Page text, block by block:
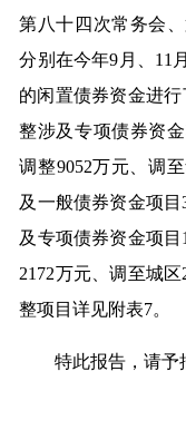
第八十四次常务会
分别在今年9月、11
的闲置债券资金进
整涉及专项债券资
调整9052万元、调
及一般债券资金项
及专项债券资金项
2172万元、调至城
整项目详见附表7。
特此报告，请予